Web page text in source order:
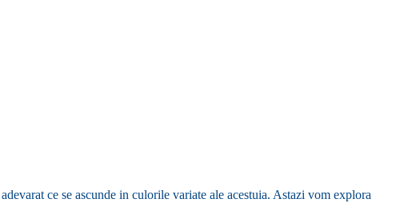
ce se ascunde in culorile variate ale acestuia. Astazi vom explora